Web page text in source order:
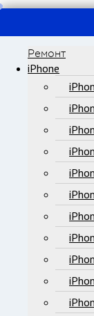
Ремонт
iPhone